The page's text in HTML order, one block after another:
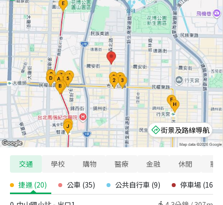
街景及路線導航
交通 學校 購物 醫療 金融 休閒 寵
捷運 (20) 公車 (35) 公共自行車 (9) 停車場 (16